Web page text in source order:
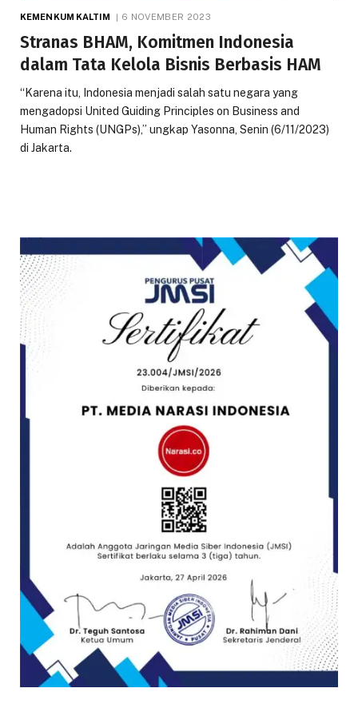
KEMENKUM KALTIM 6 NOVEMBER 2023
Stranas BHAM, Komitmen Indonesia
dalam Tata Kelola Bisnis Berbasis HAM
“Karena itu, Indonesia menjadi salah satu negara yang
mengadopsi United Guiding Principles on Business and
Human Rights (UNGPs),” ungkap Yasonna, Senin (6/11/2023)
di Jakarta.